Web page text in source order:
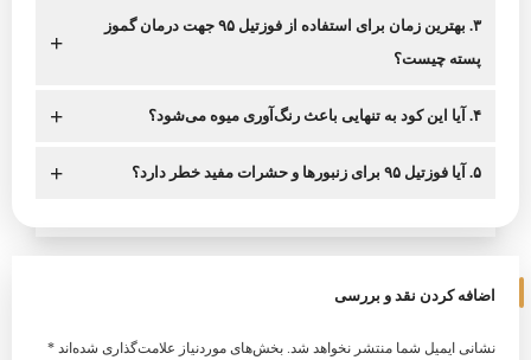
۳. بهترین زمان برای استفاده از فوزتیل ۹۵ جهت درمان گموز
پسته چیست؟
+
۴. آیا این کود به تنهایی باعث رنگ‌آوری میوه می‌شود؟ +
۵. آیا فوزتیل ۹۵ برای زنبورها و حشرات مفید خطر دارد؟ +
اضافه کردن نقد و بررسی
نشانی ایمیل شما منتشر نخواهد شد. بخش‌های موردنیاز علامت‌گذاری شده‌اند *